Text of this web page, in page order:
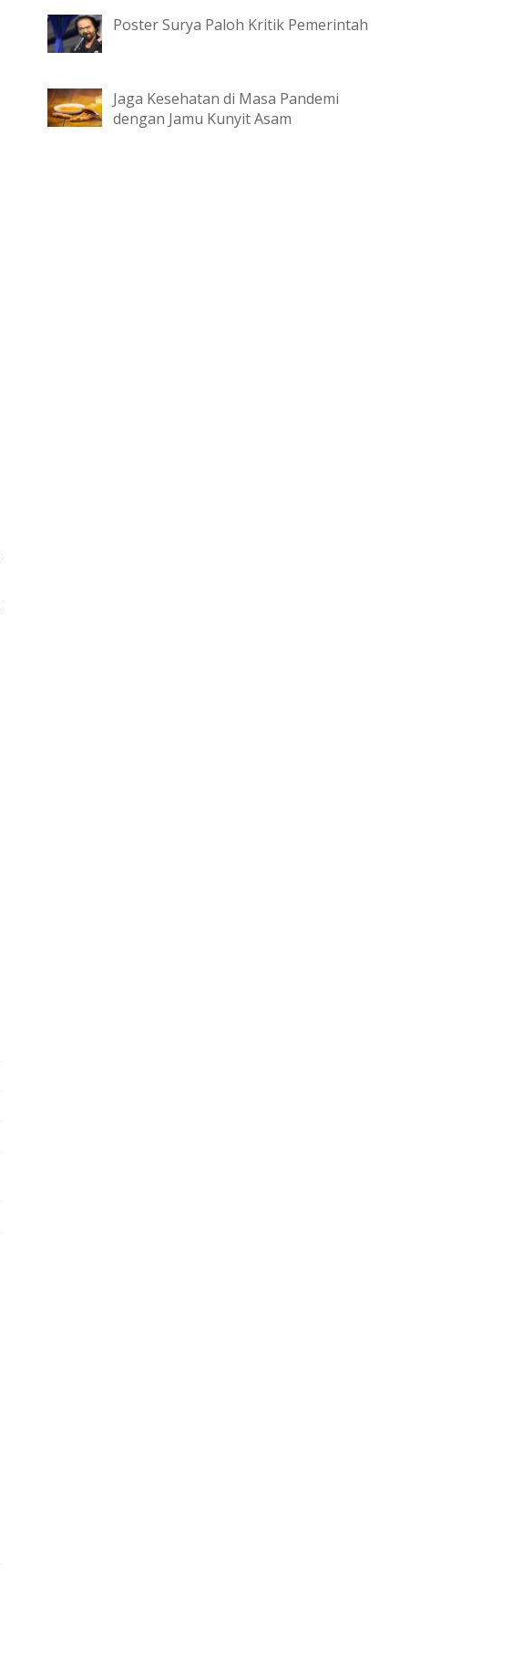
Poster Surya Paloh Kritik Pemerintah
Jaga Kesehatan di Masa Pandemi
dengan Jamu Kunyit Asam